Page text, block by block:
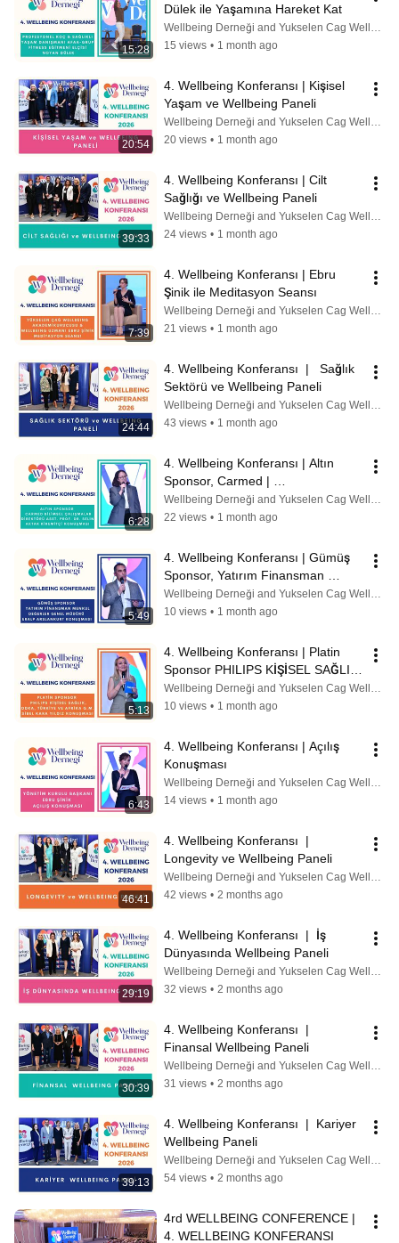
15:28
Dülek ile Yaşamına Hareket Kat
Wellbeing Derneği and Yukselen Cag Wellbeing Academy by Ebru Şinik
15 views • 1 month ago
20:54
4. Wellbeing Konferansı | Kişisel
Yaşam ve Wellbeing Paneli
Wellbeing Derneği and Yukselen Cag Wellbeing Academy by Ebru Şinik
20 views • 1 month ago
39:33
4. Wellbeing Konferansı | Cilt
Sağlığı ve Wellbeing Paneli
Wellbeing Derneği and Yukselen Cag Wellbeing Academy by Ebru Şinik
24 views • 1 month ago
7:39
4. Wellbeing Konferansı | Ebru
Şinik ile Meditasyon Seansı
Wellbeing Derneği and Yukselen Cag Wellbeing Academy by Ebru Şinik
21 views • 1 month ago
24:44
4. Wellbeing Konferansı  |   Sağlık
Sektörü ve Wellbeing Paneli
Wellbeing Derneği and Yukselen Cag Wellbeing Academy by Ebru Şinik
43 views • 1 month ago
6:28
4. Wellbeing Konferansı | Altın
Sponsor, Carmed |
Asst.Prof.Dr.Selin Aktar Kiremitçi
Wellbeing Derneği and Yukselen Cag Wellbeing Academy by Ebru Şinik
22 views • 1 month ago
5:49
4. Wellbeing Konferansı | Gümüş
Sponsor, Yatırım Finansman
Menkul Değerler  | Eralp Arslankurt
Wellbeing Derneği and Yukselen Cag Wellbeing Academy by Ebru Şinik
10 views • 1 month ago
5:13
4. Wellbeing Konferansı | Platin
Sponsor PHILIPS KİŞİSEL SAĞLIK
| Sibel Kara  Yıldız
Wellbeing Derneği and Yukselen Cag Wellbeing Academy by Ebru Şinik
10 views • 1 month ago
6:43
4. Wellbeing Konferansı | Açılış
Konuşması
Wellbeing Derneği and Yukselen Cag Wellbeing Academy by Ebru Şinik
14 views • 1 month ago
46:41
4. Wellbeing Konferansı  |
Longevity ve Wellbeing Paneli
Wellbeing Derneği and Yukselen Cag Wellbeing Academy by Ebru Şinik
42 views • 2 months ago
29:19
4. Wellbeing Konferansı  |  İş
Dünyasında Wellbeing Paneli
Wellbeing Derneği and Yukselen Cag Wellbeing Academy by Ebru Şinik
32 views • 2 months ago
30:39
4. Wellbeing Konferansı  |
Finansal Wellbeing Paneli
Wellbeing Derneği and Yukselen Cag Wellbeing Academy by Ebru Şinik
31 views • 2 months ago
39:13
4. Wellbeing Konferansı  |  Kariyer
Wellbeing Paneli
Wellbeing Derneği and Yukselen Cag Wellbeing Academy by Ebru Şinik
54 views • 2 months ago
4rd WELLBEING CONFERENCE |
4. WELLBEING KONFERANSI